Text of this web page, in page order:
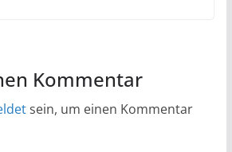
Kommentar
sein, um einen Kommentar